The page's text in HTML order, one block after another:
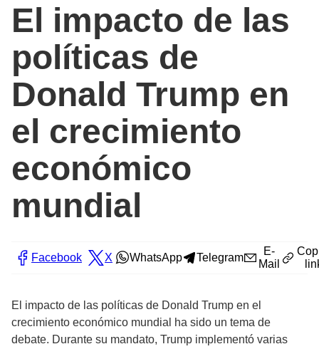
El impacto de las
políticas de
Donald Trump en
el crecimiento
económico
mundial
Facebook X WhatsApp Telegram
E-
Mail
El impacto de las políticas de Donald Trump en el
crecimiento económico mundial ha sido un tema de
debate. Durante su mandato, Trump implementó varias